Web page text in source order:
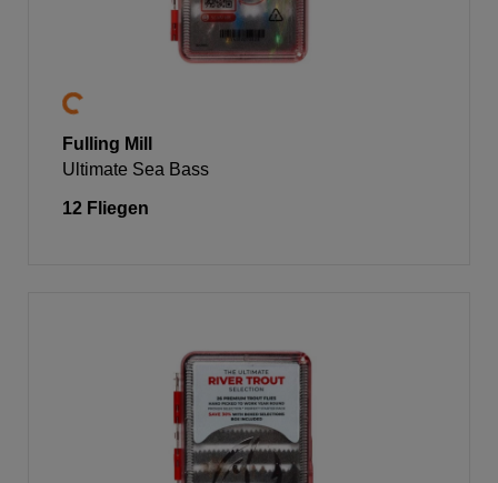
Fulling Mill
Ultimate Sea Bass
12 Fliegen